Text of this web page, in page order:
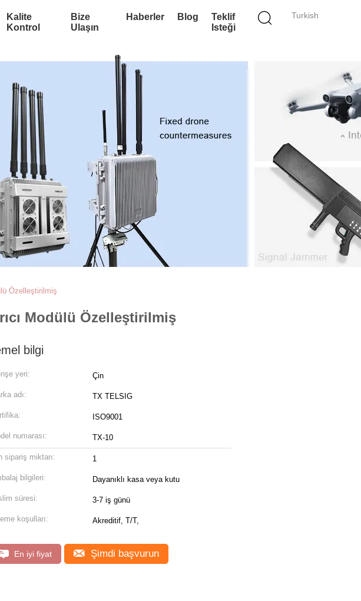
Turkish
Kalite
Kontrol
Bize
Ulaşın
Haberler Blog
Teklif
Isteği
Özelleştirilmiş
Modülü Özelleştirilmiş
bilgi
yeri: Çin
adı: TX TELSIG
ISO9001
numarası: TX-10
sipariş miktarı: 1
bilgileri: Dayanıklı kasa veya kutu
süresi: 3-7 iş günü
koşulları: Akreditif, T/T,
En iyi fiyat Şimdi başvurun